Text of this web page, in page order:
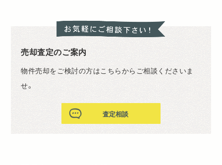
売却査定のご案内
物件売却をご検討の方はこちらからご相談くださいま
せ。
査定相談